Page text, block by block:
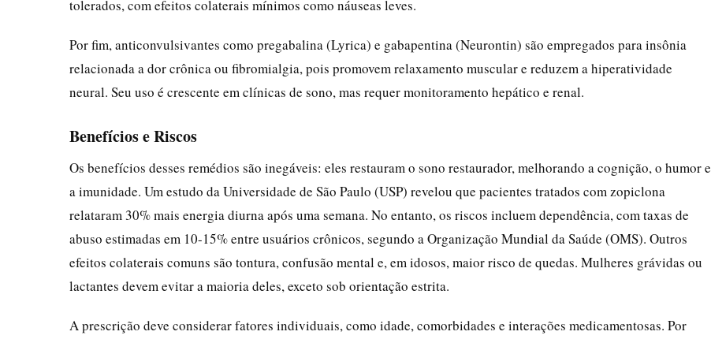
tolerados, com efeitos colaterais mínimos como náuseas leves.
Por fim, anticonvulsivantes como pregabalina (Lyrica) e gabapentina (Neurontin) são empregados para insônia
relacionada a dor crônica ou fibromialgia, pois promovem relaxamento muscular e reduzem a hiperatividade
neural. Seu uso é crescente em clínicas de sono, mas requer monitoramento hepático e renal.
Benefícios e Riscos
Os benefícios desses remédios são inegáveis: eles restauram o sono restaurador, melhorando a cognição, o humor e
a imunidade. Um estudo da Universidade de São Paulo (USP) revelou que pacientes tratados com zopiclona
relataram 30% mais energia diurna após uma semana. No entanto, os riscos incluem dependência, com taxas de
abuso estimadas em 10-15% entre usuários crônicos, segundo a Organização Mundial da Saúde (OMS). Outros
efeitos colaterais comuns são tontura, confusão mental e, em idosos, maior risco de quedas. Mulheres grávidas ou
lactantes devem evitar a maioria deles, exceto sob orientação estrita.
A prescrição deve considerar fatores individuais, como idade, comorbidades e interações medicamentosas. Por